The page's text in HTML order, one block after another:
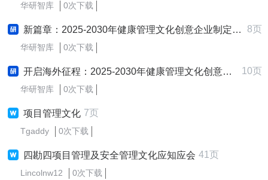
华研智库 0次下载
新篇章：2025-2030年健康管理文化创意企业制定与实施新质生产力战略研究报告 8页
华研智库 0次下载
开启海外征程：2025-2030年健康管理文化创意行业跨境出海战略研究报告 10页
华研智库 0次下载
项目管理文化 7页
Tgaddy 0次下载
四勘四项目管理及安全管理文化应知应会 41页
Lincolnw12 0次下载